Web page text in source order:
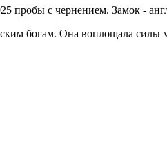
пробы с чернением. Замок -
богам. Она воплощала силы